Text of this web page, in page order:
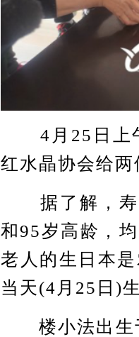
4月25日上午
红水晶协会给两
据了解，寿
和95岁高龄，
老人的生日本
当天(4月25日)
楼小法出生于